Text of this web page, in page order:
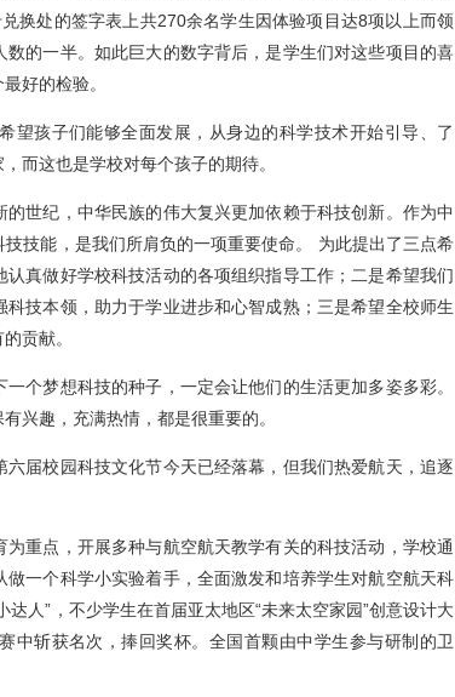
换处的签字表上共270余名学生因体验项目达8项以上而领
的一半。如此巨大的数字背后，是学生们对这些项目的喜
好的检验。
孩子们能够全面发展，从身边的科学技术开始引导、了
而这也是学校对每个孩子的期待。
纪，中华民族的伟大复兴更加依赖于科技创新。作为中
技能，是我们所肩负的一项重要使命。 为此提出了三点希
真做好学校科技活动的各项组织指导工作；二是希望我们
技本领，助力于学业进步和心智成熟；三是希望全校师生
贡献。
梦想科技的种子，一定会让他们的生活更加多姿多彩。
兴趣，充满热情，都是很重要的。
校园科技文化节今天已经落幕，但我们热爱航天，追逐
点，开展多种与航空航天教学有关的科技活动，学校通
一个科学小实验着手，全面激发和培养学生对航空航天科
人”，不少学生在首届亚太地区“未来太空家园”创意设计大
中斩获名次，捧回奖杯。全国首颗由中学生参与研制的卫